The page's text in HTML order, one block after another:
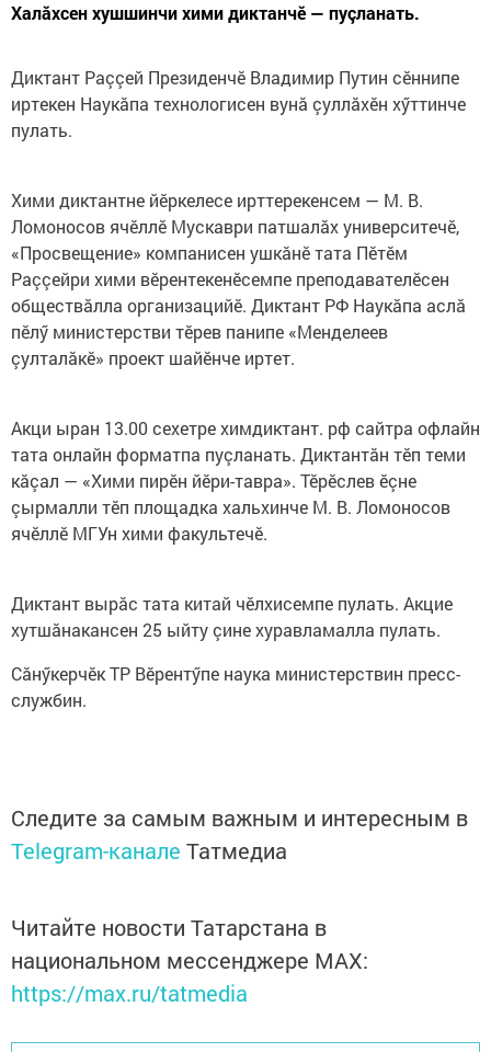
Халăхсен хушшинчи хими диктанчӗ — пуçланать.
Диктант Раççей Президенчӗ Владимир Путин сӗннипе
иртекен Наукăпа технологисен вунă çуллăхӗн хӳттинче
пулать.
Хими диктантне йӗркелесе ирттерекенсем — М. В.
Ломоносов ячӗллӗ Мускаври патшалăх университечӗ,
«Просвещение» компанисен ушкăнӗ тата Пӗтӗм
Раççейри хими вӗрентекенӗсемпе преподавателӗсен
обществăлла организацийӗ. Диктант РФ Наукăпа аслă
пӗлӳ министерстви тӗрев панипе «Менделеев
çулталăкӗ» проект шайӗнче иртет.
Акци ыран 13.00 сехетре химдиктант. рф сайтра офлайн
тата онлайн форматпа пуçланать. Диктантăн тӗп теми
кăçал — «Хими пирӗн йӗри-тавра». Тӗрӗслев ӗçне
çырмалли тӗп площадка хальхинче М. В. Ломоносов
ячӗллӗ МГУн хими факультечӗ.
Диктант вырăс тата китай чӗлхисемпе пулать. Акцие
хутшăнакансен 25 ыйту çине хуравламалла пулать.
Сăнӳкерчӗк ТР Вӗрентӳпе наука министерствин пресс-
службин.
Следите за самым важным и интересным в
Telegram-канале Татмедиа
Читайте новости Татарстана в
национальном мессенджере MАХ:
https://max.ru/tatmedia